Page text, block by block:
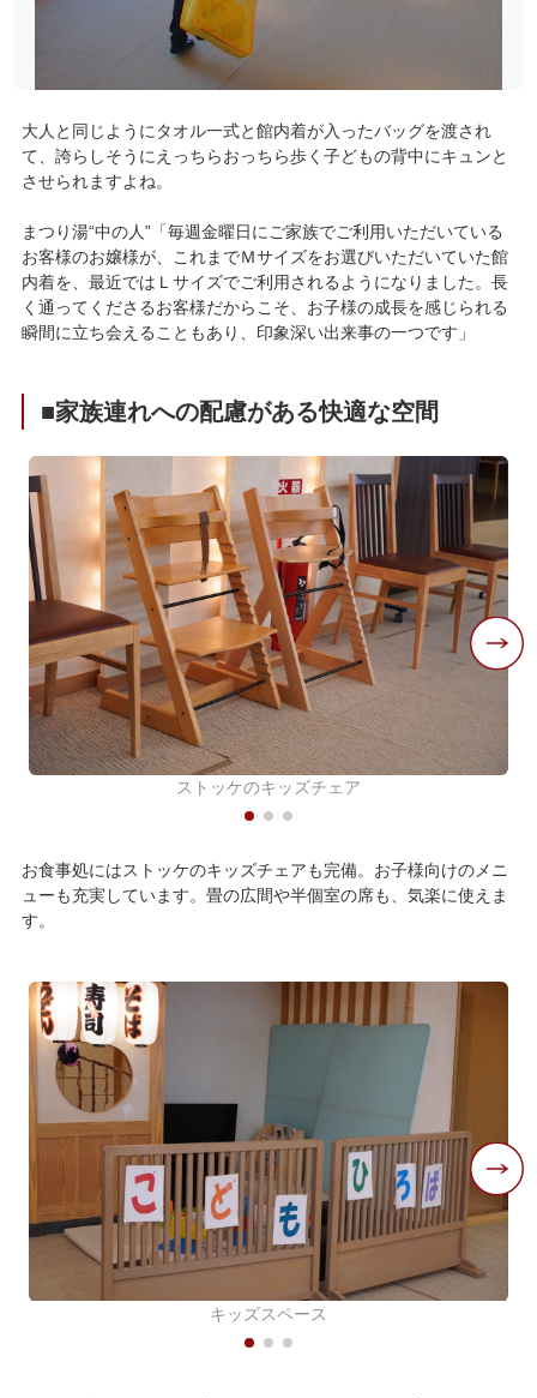
大人と同じようにタオル一式と館内着が入ったバッグを渡され
て、誇らしそうにえっちらおっちら歩く子どもの背中にキュンと
させられますよね。
まつり湯“中の人”「毎週金曜日にご家族でご利用いただいている
お客様のお嬢様が、これまでＭサイズをお選びいただいていた館
内着を、最近ではＬサイズでご利用されるようになりました。長
く通ってくださるお客様だからこそ、お子様の成長を感じられる
瞬間に立ち会えることもあり、印象深い出来事の一つです」
■家族連れへの配慮がある快適な空間
ストッケのキッズチェア
お食事処にはストッケのキッズチェアも完備。お子様向けのメニ
ューも充実しています。畳の広間や半個室の席も、気楽に使えま
す。
キッズスペース